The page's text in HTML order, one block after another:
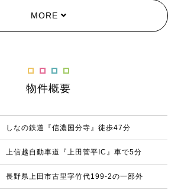
MORE
物件概要
しなの鉄道『信濃国分寺』徒歩47分
上信越自動車道『上田菅平IC』車で5分
長野県上田市古里字竹代199-2の一部外